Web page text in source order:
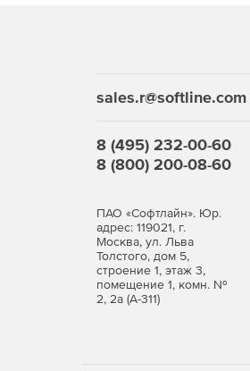
sales.r@softline.com
8 (495) 232-00-60
8 (800) 200-08-60
ПАО «Софтлайн». Юр.
адрес: 119021, г.
Москва, ул. Льва
Толстого, дом 5,
строение 1, этаж 3,
помещение 1, комн. №
2, 2а (А-311)